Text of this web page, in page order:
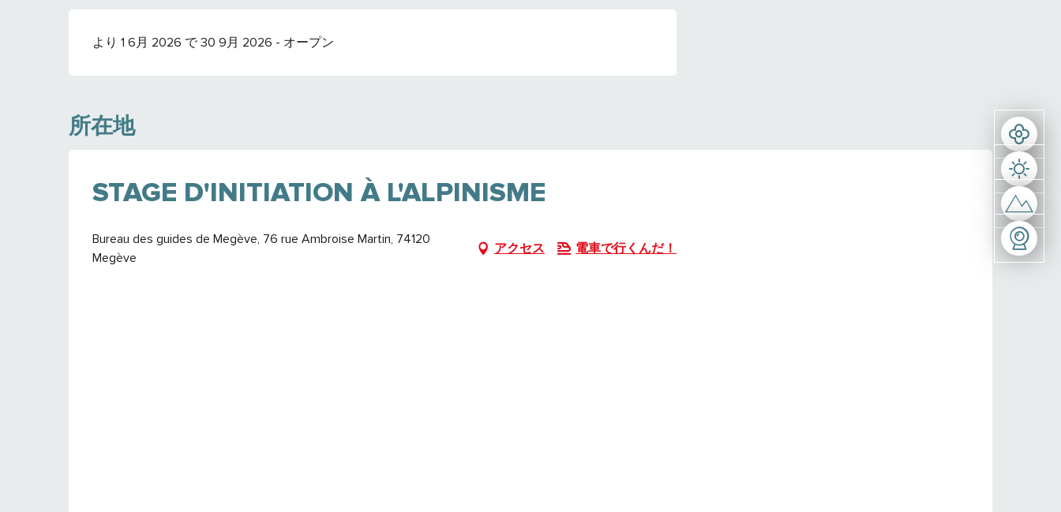
より 1 6月 2026 で 30 9月 2026 - オープン
所在地
STAGE D'INITIATION À L'ALPINISME
Bureau des guides de Megève, 76 rue Ambroise Martin, 74120
Megève
アクセス 電車で行くんだ！